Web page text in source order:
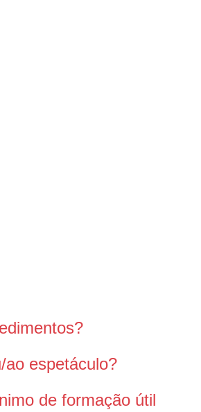
ao espetáculo?
de formação útil